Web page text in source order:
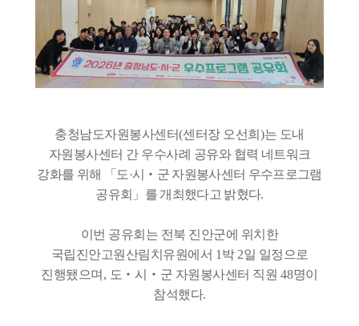
충청남도자원봉사센터(센터장 오선희 )는 도내
자원봉사센터 간 우수사례 공유와 협력 네트워크
강화를 위해
「 도 ·시 ‧ 군 자원봉사센터 우수프로그램
공유회 」 를 개최했다고 밝혔다.
이번 공유회는 전북 진안군에 위치한
국립진안고원산림치유원에서 1 박 2일 일정으로
진행됐으며 , 도 ‧시 ‧ 군 자원봉사센터 직원 48명이
참석했다.